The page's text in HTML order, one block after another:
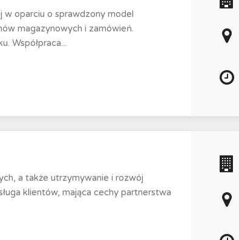
w oparciu o sprawdzony model
magazynowych i zamówień.
Współpraca...
a także utrzymywanie i rozwój
klientów, mająca cechy partnerstwa